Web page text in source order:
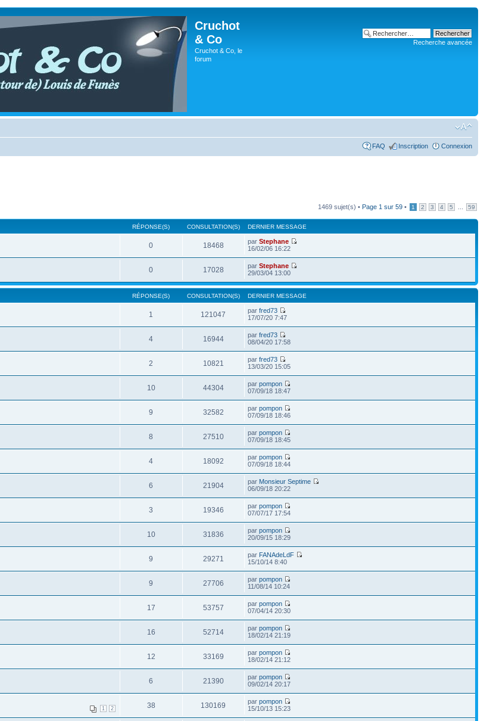
Cruchot
& Co
Cruchot & Co, le
forum
Recherche avancée
FAQ Inscription Connexion
1469 sujet(s) • Page 1 sur 59 • 1 2 3 4 5 59
RÉPONSE(S) CONSULTATION(S) DERNIER MESSAGE
0 18468 parStephane
16/02/06 16:22
0 17028 parStephane
29/03/04 13:00
RÉPONSE(S) CONSULTATION(S) DERNIER MESSAGE
1 121047 parfred73
17/07/20 7:47
4 16944 parfred73
08/04/20 17:58
2 10821 parfred73
13/03/20 15:05
10 44304 parpompon
07/09/18 18:47
9 32582 parpompon
07/09/18 18:46
8 27510 parpompon
07/09/18 18:45
4 18092 parpompon
07/09/18 18:44
6 21904 par Monsieur Septime
06/09/18 20:22
3 19346 parpompon
07/07/17 17:54
10 31836 parpompon
20/09/15 18:29
9 29271 par FANAdeLdF
15/10/14 8:40
9 27706 parpompon
11/08/14 10:24
17 53757 parpompon
07/04/14 20:30
16 52714 parpompon
18/02/14 21:19
12 33169 parpompon
18/02/14 21:12
6 21390 parpompon
09/02/14 20:17
1 2 38 130169 parpompon
15/10/13 15:23